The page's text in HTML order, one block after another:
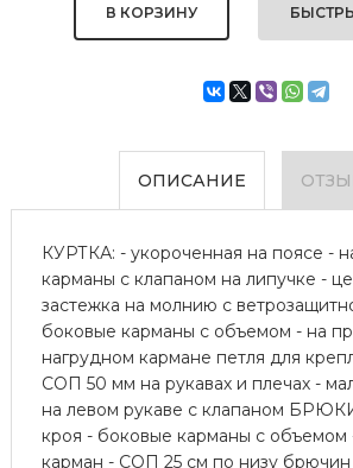
ОПИСАНИЕ
КУРТКА: - укороченная на поясе -
карманы с клапаном на липучке -
застежка на молнию с
боковые карманы с объемом - на
нагрудном кармане петля для
СОП 50 мм на рукавах и плечах -
на левом рукаве с клапаном
кроя - боковые карманы с объемом
карман - СОП 25 см по низу брючин